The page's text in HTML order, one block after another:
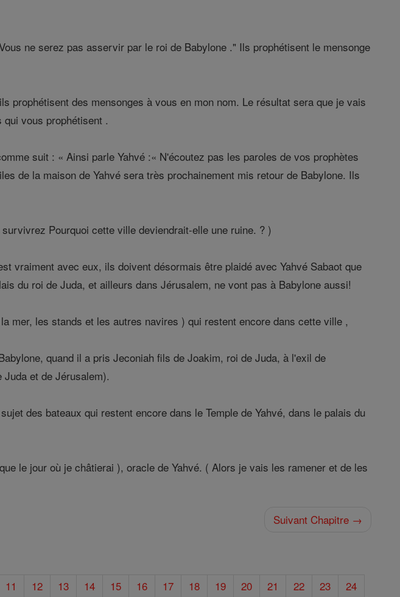
ne serez pas asservir par le roi de Babylone ." Ils prophétisent le mensonge
prophétisent des mensonges à vous en mon nom. Le résultat sera que je vais
vous prophétisent .
suit : « Ainsi parle Yahvé :« N'écoutez pas les paroles de vos prophètes
de la maison de Yahvé sera très prochainement mis retour de Babylone. Ils
Pourquoi cette ville deviendrait-elle une ruine. ? )
vraiment avec eux, ils doivent désormais être plaidé avec Yahvé Sabaot que
du roi de Juda, et ailleurs dans Jérusalem, ne vont pas à Babylone aussi!
mer, les stands et les autres navires ) qui restent encore dans cette ville ,
quand il a pris Jeconiah fils de Joakim, roi de Juda, à l'exil de
et de Jérusalem).
des bateaux qui restent encore dans le Temple de Yahvé, dans le palais du
le jour où je châtierai ), oracle de Yahvé. ( Alors je vais les ramener et de les
Suivant Chapitre →
11 12 13 14 15 16 17 18 19 20 21 22 23
24